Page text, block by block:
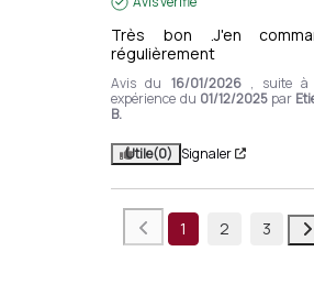
Très bon .J'en
régulièrement
Avis du 16/01/2026 , suite à
expérience du 01/12/2025 par
B.
Utile(0) Signaler
1 2 3